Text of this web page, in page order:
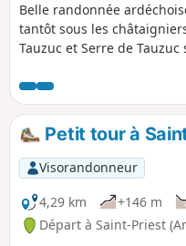
Belle randonnée
tantôt sous les
Tauzuc et Serre de
toujours aussi craintive.
Petit tour à
Visorandonneur
4,29 km
+146 m
Départ à Saint-Priest